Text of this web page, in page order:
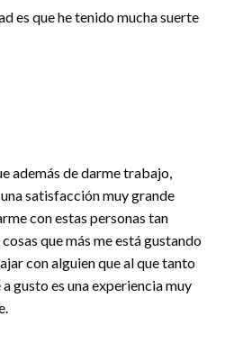
es que he tenido mucha suerte
además de darme trabajo,
satisfacción muy grande
con estas personas tan
que más me está gustando
con alguien que al que tanto
gusto es una experiencia muy